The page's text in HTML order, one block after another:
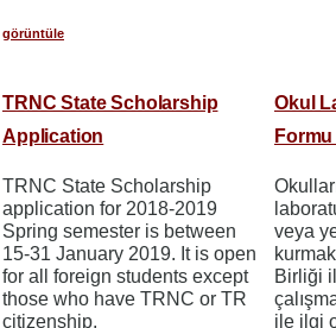
görüntüle
TRNC State Scholarship
Application
TRNC State Scholarship
application for 2018-2019
Spring semester is between
15-31 January 2019. It is open
for all foreign students except
those who have TRNC or TR
citizenship.
Okul
Formu
veya
Birliği
ile ilgi